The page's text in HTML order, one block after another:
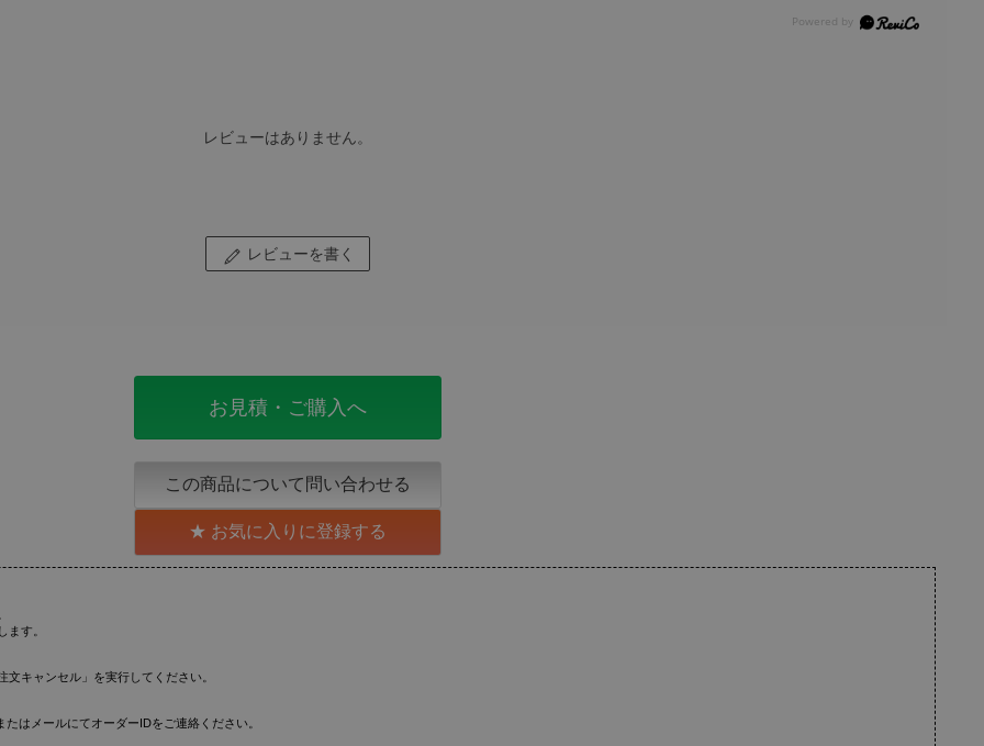
レビューはありません。
レビューを書く
お見積・ご購入へ
この商品について問い合わせる
お気に入りに登録する
す。
キャンセル」を実行してください。
はメールにてオーダーIDをご連絡ください。